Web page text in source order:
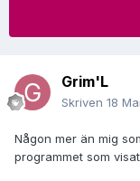
Grim'L
Skriven 18
Någon mer än mig
programmet som